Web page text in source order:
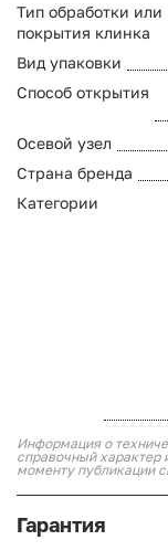
Тип обработки или
покрытия клинка
Вид упаковки
Способ открытия
Осевой узел
Страна бренда
Категории
Информация о
справочный характер
моменту публикации
Гарантия